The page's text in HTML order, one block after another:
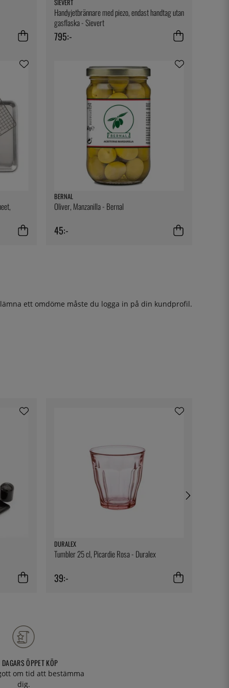
SIEVERT
Handyjetbrännare med piezo, endast handtag utan
gasflaska - Sievert
795:-
BERNAL
Oliver, Manzanilla - Bernal
45:-
ett omdöme måste du logga in på din kundprofil.
DURALEX
Tumbler 25 cl, Picardie Rosa - Duralex
39:-
ÖPPET KÖP
om tid att bestämma
dig.